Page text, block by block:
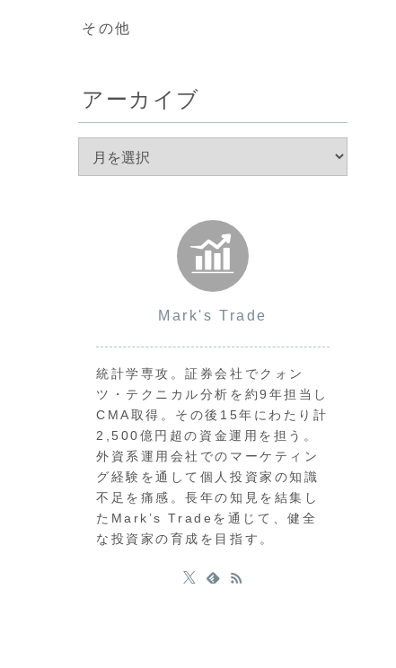
その他
アーカイブ
Mark's Trade
統計学専攻。証券会社でクォン
ツ・テクニカル分析を約9年担当し
CMA取得。その後15年にわたり計
2,500億円超の資金運用を担う。
外資系運用会社でのマーケティン
グ経験を通して個人投資家の知識
不足を痛感。長年の知見を結集し
たMark’s Tradeを通じて、健全
な投資家の育成を目指す。